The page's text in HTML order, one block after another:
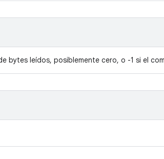
bytes leídos, posiblemente cero, o -1 si el